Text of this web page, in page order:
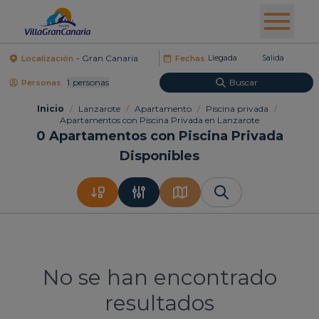
Localización Fechas
Personas 1 Personas Buscar
Inicio / Lanzarote / Apartamento / Piscina privada /
Apartamentos con Piscina Privada en Lanzarote
0 Apartamentos con Piscina Privada
Disponibles
No se han encontrado
resultados